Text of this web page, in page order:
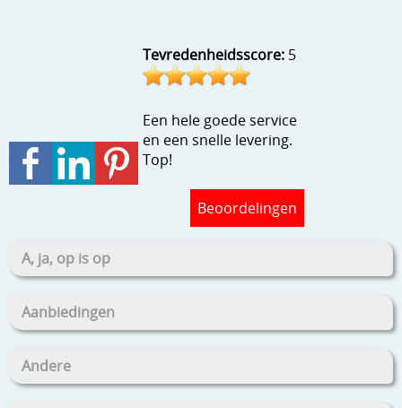
Wat nog, een creatief kijkjeTevredenheidsscore: 5
Een hele goede service
en een snelle levering.
Top!
Beoordelingen
A, ja, op is op
Aanbiedingen
Andere